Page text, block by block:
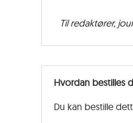
Til redaktører,
Hvordan bestilles
Du kan bestille